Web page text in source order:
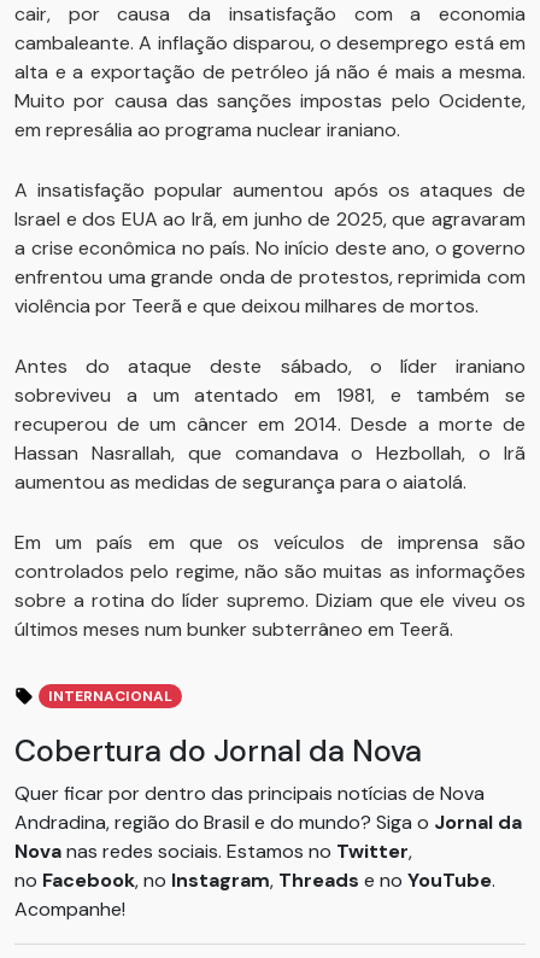
cair, por causa da insatisfação com a economia
cambaleante. A inflação disparou, o desemprego está em
alta e a exportação de petróleo já não é mais a mesma.
Muito por causa das sanções impostas pelo Ocidente,
em represália ao programa nuclear iraniano.
A insatisfação popular aumentou após os ataques de
Israel e dos EUA ao Irã, em junho de 2025, que agravaram
a crise econômica no país. No início deste ano, o governo
enfrentou uma grande onda de protestos, reprimida com
violência por Teerã e que deixou milhares de mortos.
Antes do ataque deste sábado, o líder iraniano
sobreviveu a um atentado em 1981, e também se
recuperou de um câncer em 2014. Desde a morte de
Hassan Nasrallah, que comandava o Hezbollah, o Irã
aumentou as medidas de segurança para o aiatolá.
Em um país em que os veículos de imprensa são
controlados pelo regime, não são muitas as informações
sobre a rotina do líder supremo. Diziam que ele viveu os
últimos meses num bunker subterrâneo em Teerã.
INTERNACIONAL
Cobertura do Jornal da Nova
Quer ficar por dentro das principais notícias de Nova
Andradina, região do Brasil e do mundo? Siga o Jornal da
Novanas redes sociais. Estamos no Twitter,
no Facebook, no Instagram, Threads e no YouTube.
Acompanhe!